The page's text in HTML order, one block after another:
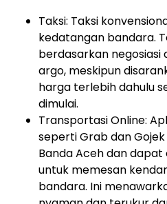
Taksi: Taksi
kedatangan bandara.
berdasarkan negosiasi
argo, meskipun
harga terlebih dahulu
dimulai.
Transportasi Online:
seperti Grab dan
Banda Aceh dan
untuk memesan
bandara. Ini